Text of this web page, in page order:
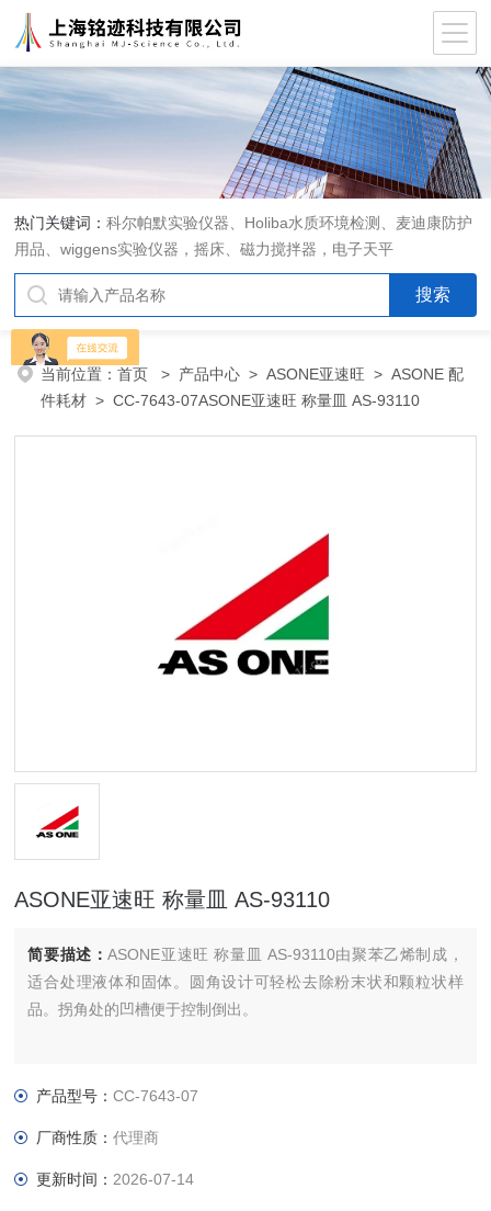
热门关键词：科尔帕默实验仪器、Holiba水质环境检测、麦迪康防护
用品、wiggens实验仪器，摇床、磁力搅拌器，电子天平
当前位置：首页 > 产品中心 >ASONE亚速旺 >ASONE 配
件耗材 > CC-7643-07ASONE亚速旺 称量皿 AS-93110
ASONE亚速旺 称量皿 AS-93110
简要描述：ASONE亚速旺 称量皿 AS-93110由聚苯乙烯制成，
适合处理液体和固体。圆角设计可轻松去除粉末状和颗粒状样
品。拐角处的凹槽便于控制倒出。
产品型号：CC-7643-07
厂商性质：代理商
更新时间： 2026-07-14